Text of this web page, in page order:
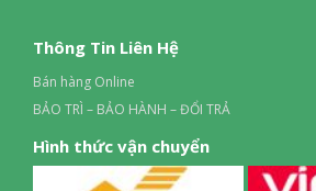
Thông Tin Liên Hệ
Bán hàng Online
BẢO TRÌ – BẢO HÀNH – ĐỔI TRẢ
Hình thức vận chuyển